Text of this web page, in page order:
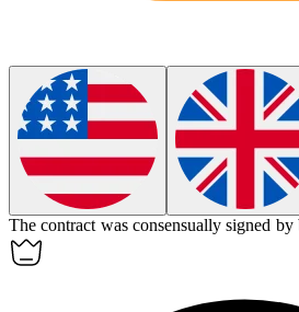
The contract was consensually signed by